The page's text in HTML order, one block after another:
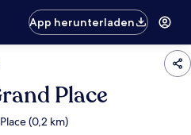
App herunterladen
Place
(0,2 km)